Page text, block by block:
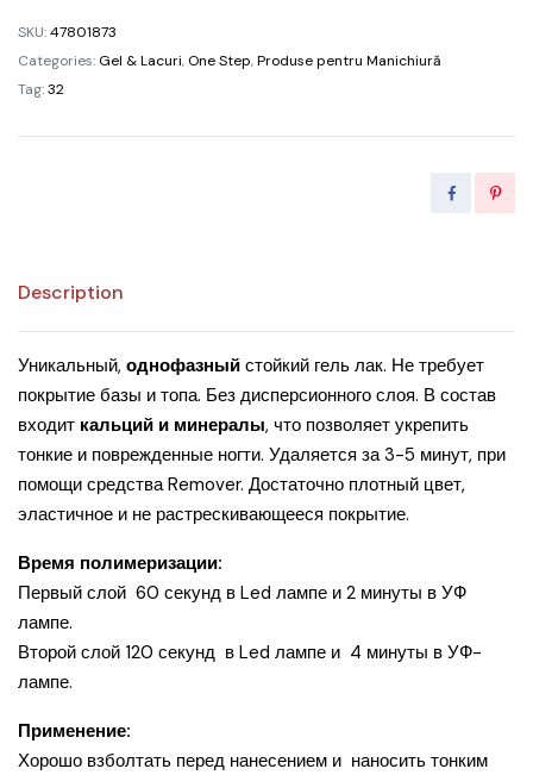
№16,
10ml
quantity
SKU:47801873
Categories: Gel & Lacuri, One Step,Produse pentru Manichiură
Tag:32
Description
Уникальный, однофазный стойкий гель лак. Не требует
покрытие базы и топа. Без дисперсионного слоя. В состав
входит кальций и минералы, что позволяет укрепить
тонкие и поврежденные ногти. Удаляется за 3-5 минут, при
помощи средства Remover. Достаточно плотный цвет,
эластичное и не растрескивающееся покрытие.
Время полимеризации:
Первый слой 60 секунд в Led лампе и 2 минуты в УФ
лампе.
Второй слой 120 секунд в Led лампе и 4 минуты в УФ-
лампе.
Применение:
Хорошо взболтать перед нанесением и наносить тонким